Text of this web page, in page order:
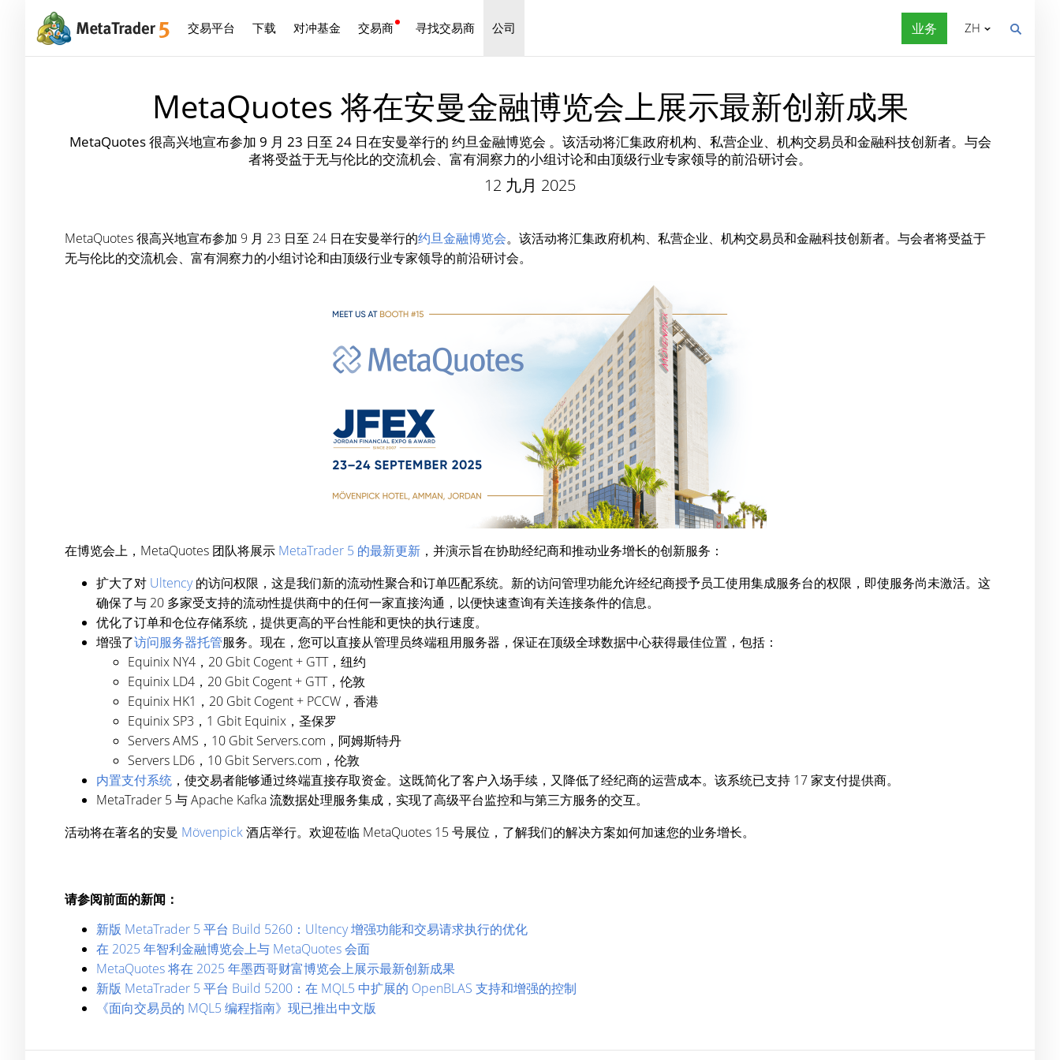
交易平台 下载 对冲基金 交易商 寻找交易商 公司 业务 ZH
MetaQuotes 将在安曼金融博览会上展示最新创新成果
MetaQuotes 很高兴地宣布参加 9 月 23 日至 24 日在安曼举行的 约旦金融博览会 。该活动将汇集政府机构、私营企业、机构交易员和金融科技创新者。与会
者将受益于无与伦比的交流机会、富有洞察力的小组讨论和由顶级行业专家领导的前沿研讨会。
12 九月 2025
MetaQuotes 很高兴地宣布参加 9 月 23 日至 24 日在安曼举行的约旦金融博览会。该活动将汇集政府机构、私营企业、机构交易员和金融科技创新者。与会者将受益于
无与伦比的交流机会、富有洞察力的小组讨论和由顶级行业专家领导的前沿研讨会。
在博览会上，MetaQuotes 团队将展示 MetaTrader 5 的最新更新 ，并演示旨在协助经纪商和推动业务增长的创新服务：
扩大了对 Ultency的访问权限，这是我们新的流动性聚合和订单匹配系统。新的访问管理功能允许经纪商授予员工使用集成服务台的权限，即使服务尚未激活。这
确保了与 20 多家受支持的流动性提供商中的任何一家直接沟通，以便快速查询有关连接条件的信息。
优化了订单和仓位存储系统，提供更高的平台性能和更快的执行速度。
增强了访问服务器托管服务。现在，您可以直接从管理员终端租用服务器，保证在顶级全球数据中心获得最佳位置，包括：
Equinix NY4，20 Gbit Cogent + GTT，纽约
Equinix LD4，20 Gbit Cogent + GTT，伦敦
Equinix HK1，20 Gbit Cogent + PCCW，香港
Equinix SP3，1 Gbit Equinix，圣保罗
Servers AMS，10 Gbit Servers.com，阿姆斯特丹
Servers LD6，10 Gbit Servers.com，伦敦
内置支付系统 ，使交易者能够通过终端直接存取资金。这既简化了客户入场手续，又降低了经纪商的运营成本。该系统已支持 17 家支付提供商。
MetaTrader 5 与 Apache Kafka 流数据处理服务集成，实现了高级平台监控和与第三方服务的交互。
活动将在著名的安曼 Mövenpick酒店举行。欢迎莅临 MetaQuotes 15 号展位，了解我们的解决方案如何加速您的业务增长。
请参阅前面的新闻：
新版 MetaTrader 5 平台 Build 5260：Ultency 增强功能和交易请求执行的优化
在 2025 年智利金融博览会上与 MetaQuotes 会面
MetaQuotes 将在 2025 年墨西哥财富博览会上展示最新创新成果
新版 MetaTrader 5 平台 Build 5200：在 MQL5 中扩展的 OpenBLAS 支持和增强的控制
《面向交易员的 MQL5 编程指南》现已推出中文版